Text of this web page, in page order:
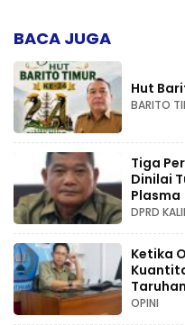
BACA JUGA
Hut
BARITO
Tiga
Dinilai
Plasma
DPRD
Ketika
Taruhan
OPINI